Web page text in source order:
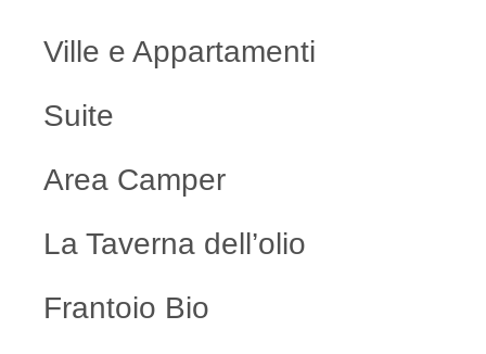
Ville e Appartamenti
Suite
Area Camper
La Taverna dell’olio
Frantoio Bio